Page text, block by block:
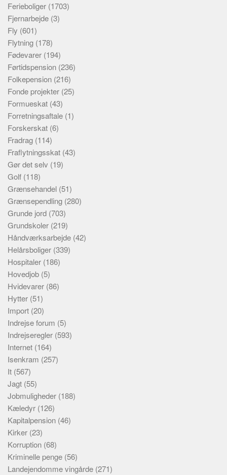
Ferieboliger (1703)
Fjernarbejde (3)
Fly (601)
Flytning (178)
Fødevarer (194)
Førtidspension (236)
Folkepension (216)
Fonde projekter (25)
Formueskat (43)
Forretningsaftale (1)
Forskerskat (6)
Fradrag (114)
Fraflytningsskat (43)
Gør det selv (19)
Golf (118)
Grænsehandel (51)
Grænsependling (280)
Grunde jord (703)
Grundskoler (219)
Håndværksarbejde (42)
Helårsboliger (339)
Hospitaler (186)
Hovedjob (5)
Hvidevarer (86)
Hytter (51)
Import (20)
Indrejse forum (5)
Indrejseregler (593)
Internet (164)
Isenkram (257)
It (567)
Jagt (55)
Jobmuligheder (188)
Kæledyr (126)
Kapitalpension (46)
Kirker (23)
Korruption (68)
Kriminelle penge (56)
Landejendomme vingårde (271)